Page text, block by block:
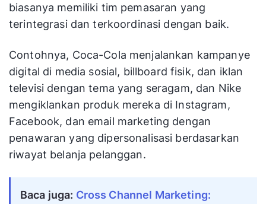
biasanya memiliki tim pemasaran yang
terintegrasi dan terkoordinasi dengan baik.
Contohnya, Coca-Cola menjalankan kampanye
digital di media sosial, billboard fisik, dan iklan
televisi dengan tema yang seragam, dan Nike
mengiklankan produk mereka di Instagram,
Facebook, dan email marketing dengan
penawaran yang dipersonalisasi berdasarkan
riwayat belanja pelanggan.
Baca juga: Cross Channel Marketing: